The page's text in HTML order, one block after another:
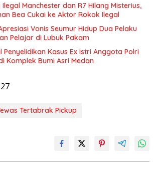
Manchester dan R7 Hilang Misterius,
Bea Cukai ke Aktor Rokok Ilegal
Vonis Seumur Hidup Dua Pelaku
Pelajar di Lubuk Pakam
Penyelidikan Kasus Ex Istri Anggota Polri
Komplek Bumi Asri Medan
Tertabrak Pickup